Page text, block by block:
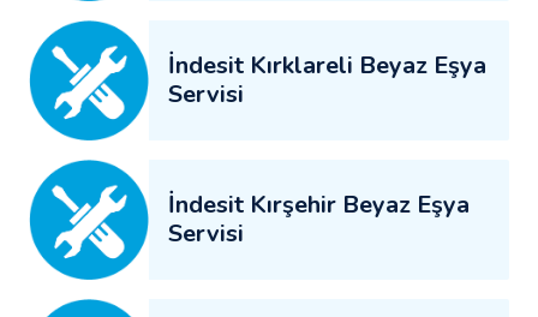
İndesit Kırklareli Beyaz Eşya
Servisi
İndesit Kırşehir Beyaz Eşya
Servisi